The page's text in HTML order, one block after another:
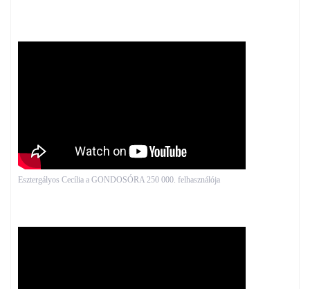
Esztergályos Cecília a GONDOSÓRA 250 000. felhasználója